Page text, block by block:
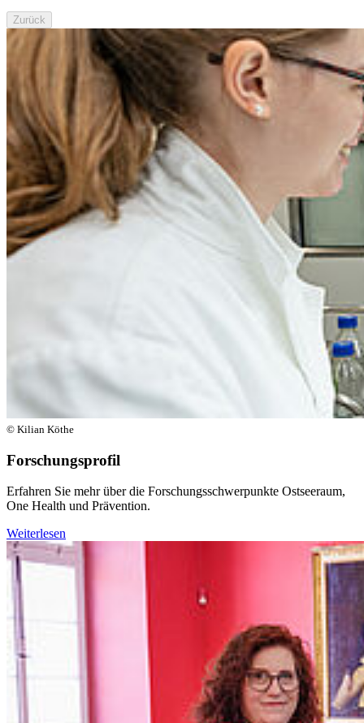
Zurück
© Kilian Köthe
Forschungsprofil
Erfahren Sie mehr über die Forschungsschwerpunkte Ostseeraum,
One Health und Prävention.
Weiterlesen
Weiter
An der Universität Greifswald forschen wir heute für die
Zukunft von morgen: In unseren interdisziplinären
Forschungsschwerpunkten Ostseeraum, One Health und